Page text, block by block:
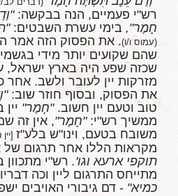
רש"י פעמיים, הנה בבקשה:
חָמֶר", בימי עשרת השבטים:
(עמוס ו/ו). את הפסוק הזה אמר
שהם שקועים יותר מידי
שכזה שפע היה בארץ ישראל,
מזרקות יין לעובר ולשב.
את הפסוק, ובסוף חוזר שוב:
טוב וטעם יין חשוב. "חָמֶר"
ממשיך רש"י:"חָמֶר", אין זה
משובח בטעם, וינו"ש בלע"ז
מקראות הללו אחר תרגום של
תוקפי ארעא וגו'. רש"י
מתייחס התרגום ליין וכה
כמיא" - דם גיבורי האויבים